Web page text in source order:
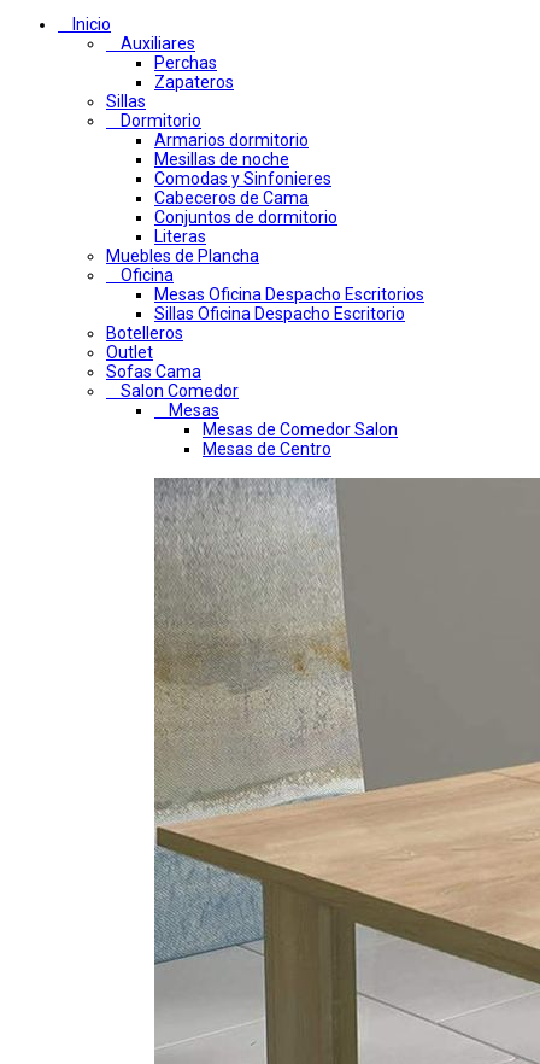
Inicio
Auxiliares
Perchas
Zapateros
Sillas
Dormitorio
Armarios dormitorio
Mesillas de noche
Comodas y Sinfonieres
Cabeceros de Cama
Conjuntos de dormitorio
Literas
Muebles de Plancha
Oficina
Mesas Oficina Despacho Escritorios
Sillas Oficina Despacho Escritorio
Botelleros
Outlet
Sofas Cama
Salon Comedor
Mesas
Mesas de Comedor Salon
Mesas de Centro